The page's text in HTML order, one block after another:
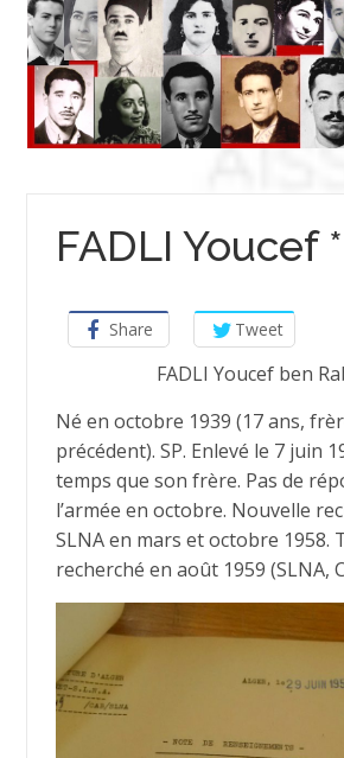
FADLI Youcef *
Share Tweet
FADLI Youcef ben
Né en octobre 1939 (17 ans,
précédent). SP. Enlevé le 7 juin
temps que son frère. Pas de
l’armée en octobre. Nouvelle
SLNA en mars et octobre 1958.
recherché en août 1959 (SLNA,